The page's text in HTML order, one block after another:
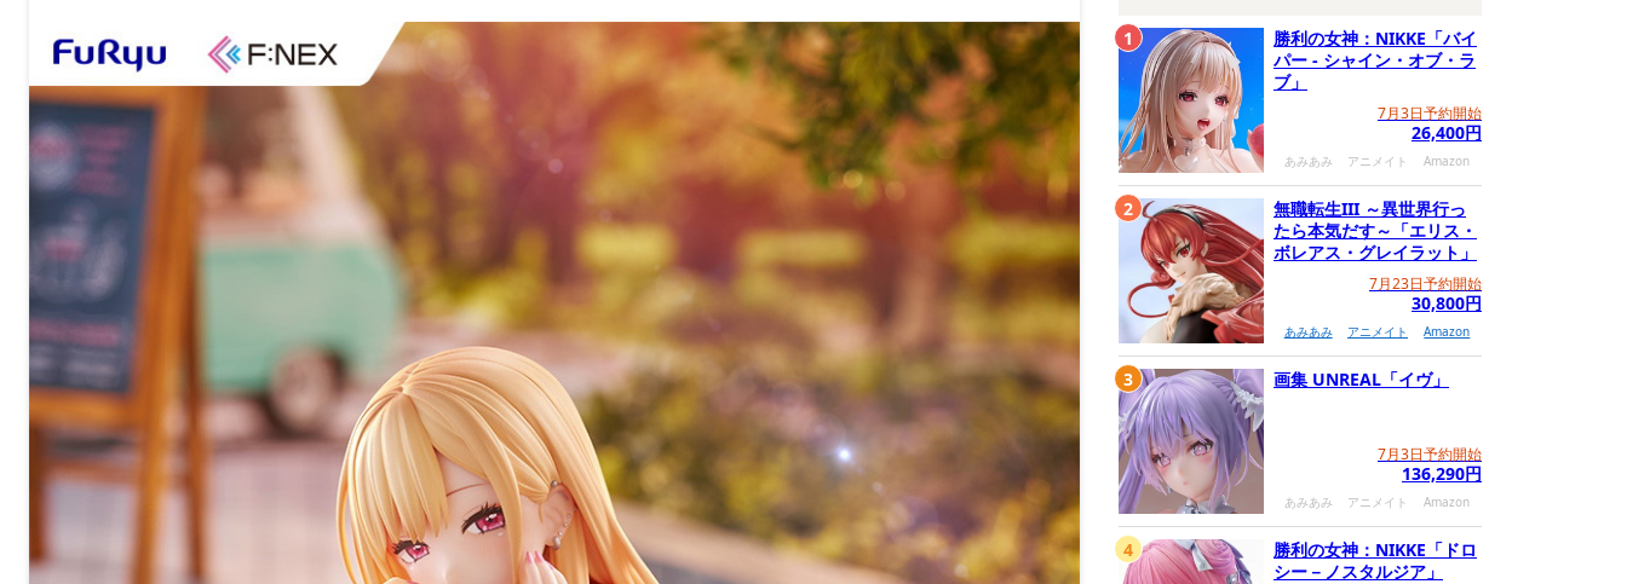
勝利の女神：NIKKE「バイ
パー - シャイン・オブ・ラ
ブ」
7月3日予約開始
26,400円
あみあみ アニメイト Amazon
1
無職転生III ～異世界行っ
たら本気だす～「エリス・
ボレアス・グレイラット」
7月23日予約開始
30,800円
あみあみ アニメイト Amazon
2
画集 UNREAL「イヴ」
7月3日予約開始
136,290円
あみあみ アニメイト Amazon
3
勝利の女神：NIKKE「ドロ
シー－ノスタルジア」
4